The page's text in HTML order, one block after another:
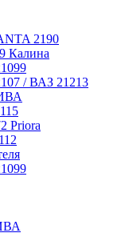
2190
Калина
/ ВАЗ 21213
Priora